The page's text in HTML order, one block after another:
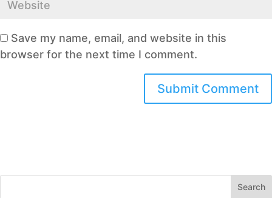
Save my name, email, and website in this
browser for the next time I comment.
Search